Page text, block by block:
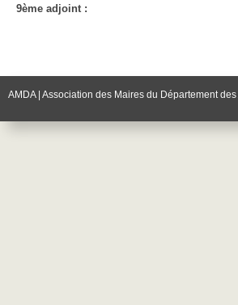
9ème adjoint :
AMDA | Association des Maires du Département